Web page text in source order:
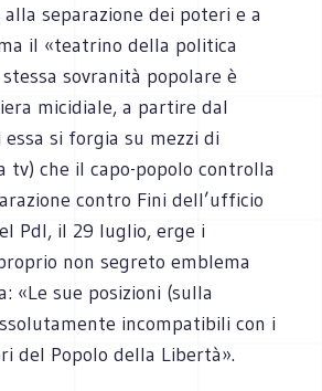
separazione dei poteri e a
il «teatrino della politica
sovranità popolare è
micidiale, a partire dal
si forgia su mezzi di
tv) che il capo-popolo controlla
contro Fini dell’ufficio
Pdl, il 29 luglio, erge i
non segreto emblema
«Le sue posizioni (sulla
incompatibili con i
del Popolo della Libertà».